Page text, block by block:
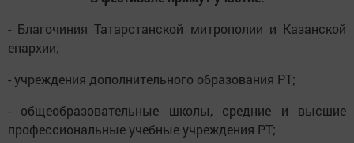
- Благочиния Татарстанской митрополии и Казанской
епархии;
- учреждения дополнительного образования РТ;
- общеобразовательные школы, средние и высшие
профессиональные учебные учреждения РТ;